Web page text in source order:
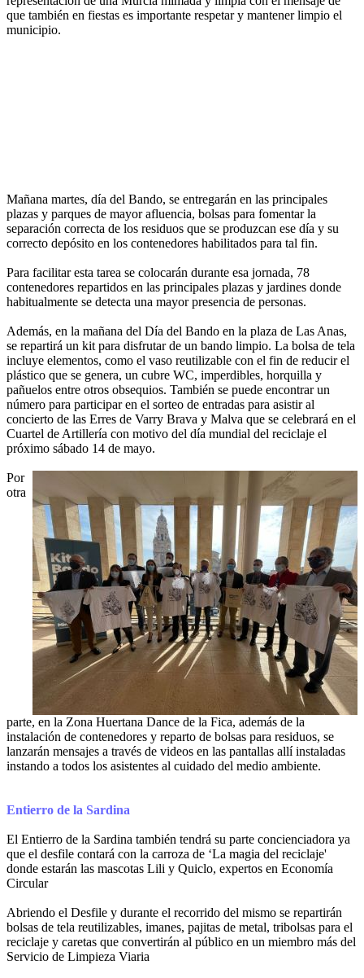
que también en fiestas es importante respetar y mantener limpio el
municipio.
Mañana martes, día del Bando, se entregarán en las principales
plazas y parques de mayor afluencia, bolsas para fomentar la
separación correcta de los residuos que se produzcan ese día y su
correcto depósito en los contenedores habilitados para tal fin.
Para facilitar esta tarea se colocarán durante esa jornada, 78
contenedores repartidos en las principales plazas y jardines donde
habitualmente se detecta una mayor presencia de personas.
Además, en la mañana del Día del Bando en la plaza de Las Anas,
se repartirá un kit para disfrutar de un bando limpio. La bolsa de tela
incluye elementos, como el vaso reutilizable con el fin de reducir el
plástico que se genera, un cubre WC, imperdibles, horquilla y
pañuelos entre otros obsequios. También se puede encontrar un
número para participar en el sorteo de entradas para asistir al
concierto de las Erres de Varry Brava y Malva que se celebrará en el
Cuartel de Artillería con motivo del día mundial del reciclaje el
próximo sábado 14 de mayo.
Por
otra
parte, en la Zona Huertana Dance de la Fica, además de la
instalación de contenedores y reparto de bolsas para residuos, se
lanzarán mensajes a través de videos en las pantallas allí instaladas
instando a todos los asistentes al cuidado del medio ambiente.
Entierro de la Sardina
El Entierro de la Sardina también tendrá su parte concienciadora ya
que el desfile contará con la carroza de ‘La magia del reciclaje'
donde estarán las mascotas Lili y Quiclo, expertos en Economía
Circular
Abriendo el Desfile y durante el recorrido del mismo se repartirán
bolsas de tela reutilizables, imanes, pajitas de metal, tribolsas para el
reciclaje y caretas que convertirán al público en un miembro más del
Servicio de Limpieza Viaria